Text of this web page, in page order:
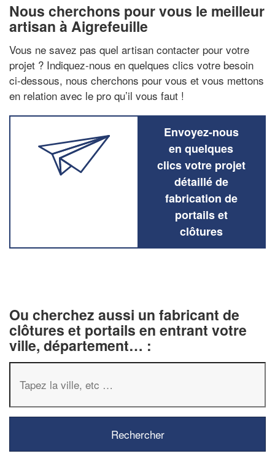
Nous cherchons pour vous le meilleur
artisan à Aigrefeuille
Vous ne savez pas quel artisan contacter pour votre
projet ? Indiquez-nous en quelques clics votre besoin
ci-dessous, nous cherchons pour vous et vous mettons
en relation avec le pro qu’il vous faut !
Envoyez-nous
en quelques
clics votre projet
détaillé de
fabrication de
portails et
clôtures
Ou cherchez aussi un fabricant de
clôtures et portails en entrant votre
ville, département… :